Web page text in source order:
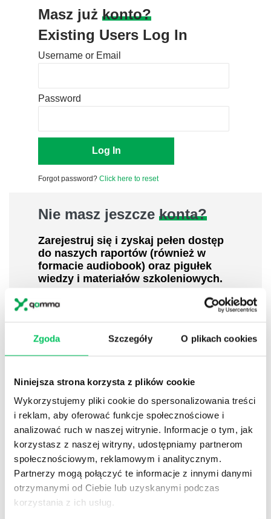
Zgoda Szczegóły O plikach cookies
Niniejsza strona korzysta z plików cookie
Wykorzystujemy pliki cookie do spersonalizowania treści
i reklam, aby oferować funkcje społecznościowe i
analizować ruch w naszej witrynie. Informacje o tym, jak
korzystasz z naszej witryny, udostępniamy partnerom
społecznościowym, reklamowym i analitycznym.
Partnerzy mogą połączyć te informacje z innymi danymi
otrzymanymi od Ciebie lub uzyskanymi podczas
korzystania z ich usług.
Masz już konto?
Existing Users Log In
Username or Email
Password
Forgot password? Click here to reset
Nie masz jeszcze konta?
Zarejestruj się i zyskaj pełen dostęp
do naszych raportów (również w
formacie audiobook) oraz pigułek
wiedzy i materiałów szkoleniowych.
uznanych ekspertów i praktyków w
sprzedaży, zarządzania projektami czy
40 filmów edukacyjnych
14h nagrań raportów w wersji audiobook
i wiele więcej
Nowy użytkownik?
Zarejestruj się